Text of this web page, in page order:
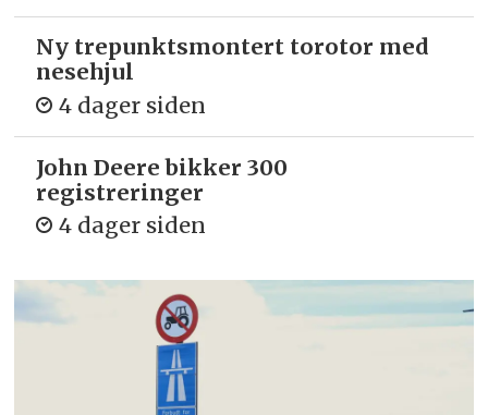
Ny trepunkts­montert torotor med
nesehjul
4 dager siden
John Deere bikker 300
registreringer
4 dager siden